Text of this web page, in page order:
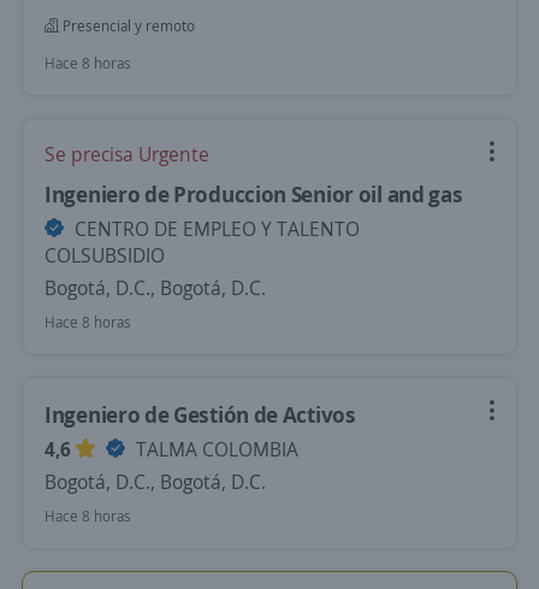
Presencial y remoto
Hace 8 horas
Se precisa Urgente
Ingeniero de Produccion Senior oil and gas
CENTRO DE EMPLEO Y TALENTO
COLSUBSIDIO
Bogotá, D.C., Bogotá, D.C.
Hace 8 horas
Ingeniero de Gestión de Activos
4,6
TALMA COLOMBIA
Bogotá, D.C., Bogotá, D.C.
Hace 8 horas